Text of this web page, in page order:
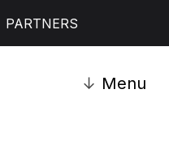
PARTNERS
↓ Menu